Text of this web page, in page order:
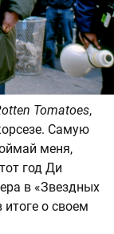
Tomatoes,
Самую
меня,
год Ди
в «Звездных
итоге о своем